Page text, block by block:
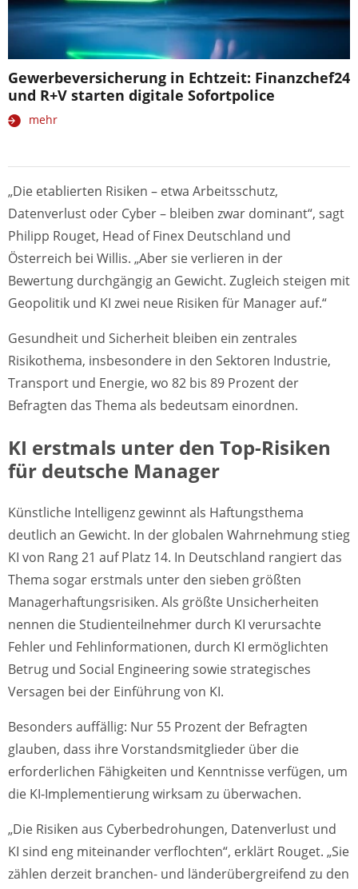
Gewerbeversicherung in Echtzeit: Finanzchef24
und R+V starten digitale Sofortpolice
mehr
„Die etablierten Risiken – etwa Arbeitsschutz,
Datenverlust oder Cyber – bleiben zwar dominant“, sagt
Philipp Rouget, Head of Finex Deutschland und
Österreich bei Willis. „Aber sie verlieren in der
Bewertung durchgängig an Gewicht. Zugleich steigen mit
Geopolitik und KI zwei neue Risiken für Manager auf.“
Gesundheit und Sicherheit bleiben ein zentrales
Risikothema, insbesondere in den Sektoren Industrie,
Transport und Energie, wo 82 bis 89 Prozent der
Befragten das Thema als bedeutsam einordnen.
KI erstmals unter den Top-Risiken
für deutsche Manager
Künstliche Intelligenz gewinnt als Haftungsthema
deutlich an Gewicht. In der globalen Wahrnehmung stieg
KI von Rang 21 auf Platz 14. In Deutschland rangiert das
Thema sogar erstmals unter den sieben größten
Managerhaftungsrisiken. Als größte Unsicherheiten
nennen die Studienteilnehmer durch KI verursachte
Fehler und Fehlinformationen, durch KI ermöglichten
Betrug und Social Engineering sowie strategisches
Versagen bei der Einführung von KI.
Besonders auffällig: Nur 55 Prozent der Befragten
glauben, dass ihre Vorstandsmitglieder über die
erforderlichen Fähigkeiten und Kenntnisse verfügen, um
die KI-Implementierung wirksam zu überwachen.
„Die Risiken aus Cyberbedrohungen, Datenverlust und
KI sind eng miteinander verflochten“, erklärt Rouget. „Sie
zählen derzeit branchen- und länderübergreifend zu den